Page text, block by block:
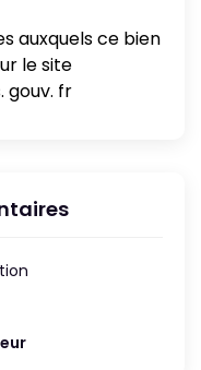
auxquels ce bien
le site
gouv. fr